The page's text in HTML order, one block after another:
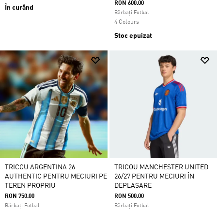
În curând
RON 600.00
Bărbați Fotbal
4 Colours
Stoc epuizat
TRICOU ARGENTINA 26
AUTHENTIC PENTRU MECIURI PE
TEREN PROPRIU
RON 750.00
Bărbați Fotbal
TRICOU MANCHESTER UNITED
26/27 PENTRU MECIURI ÎN
DEPLASARE
RON 500.00
Bărbați Fotbal